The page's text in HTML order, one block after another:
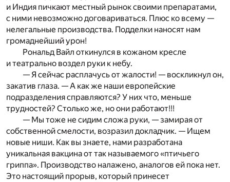
и Индия пичкают местный рынок своими препаратами,
с ними невозможно договариваться. Плюс ко всему —
нелегальные производства. Подделки наносят нам
громаднейший урон!
Рональд Вайл откинулся в кожаном кресле
и театрально воздел руки к небу.
— Я сейчас расплачусь от жалости! — воскликнул он,
закатив глаза. — А как же наши европейские
подразделения справляются? У них что, меньше
трудностей? Столько же, но они работают!!!
— Мы тоже не сидим сложа руки, — замирая от
собственной смелости, возразил докладчик. — Ищем
новые ниши. Как вы знаете, нами разработана
уникальная вакцина от так называемого «птичьего
гриппа». Производство налажено, аналогов ей пока нет.
Это настоящий прорыв, который принесет